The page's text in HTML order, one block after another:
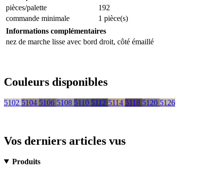
pièces/palette
192
commande minimale
1 pièce(s)
Informations complémentaires
nez de marche lisse avec bord droit, côté émaillé
Couleurs disponibles
5102 5104 5106 5108 5110 5112 5114 5118 5120 5126
Vos derniers articles vus
Produits